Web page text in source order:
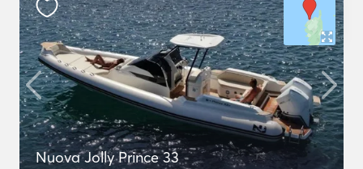
Nuova Jolly Prince 33